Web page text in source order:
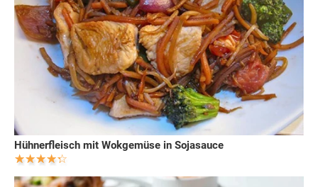
Hühnerfleisch mit Wokgemüse in Sojasauce